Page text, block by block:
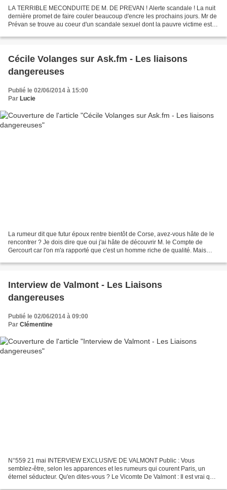
LA TERRIBLE MECONDUITE DE M. DE PREVAN ! Alerte scandale ! La nuit
dernière promet de faire couler beaucoup d'encre les prochains jours. Mr de
Prévan se trouve au coeur d'un scandale sexuel dont la pauvre victime est
Cécile Volanges sur Ask.fm - Les liaisons
dangereuses
Publié le 02/06/2014 à 15:00
Par Lucie
La rumeur dit que futur époux rentre bientôt de Corse, avez-vous hâte de le
rencontrer ? Je dois dire que oui j'ai hâte de découvrir M. le Compte de
Gercourt car l'on m'a rapporté que c'est un homme riche de qualité. Mais
Interview de Valmont - Les Liaisons
dangereuses
Publié le 02/06/2014 à 09:00
Par Clémentine
N°559 21 mai INTERVIEW EXCLUSIVE DE VALMONT Public : Vous
semblez-être, selon les apparences et les rumeurs qui courent Paris, un
éternel séducteur. Qu'en dites-vous ? Le Vicomte De Valmont : Il est vrai que